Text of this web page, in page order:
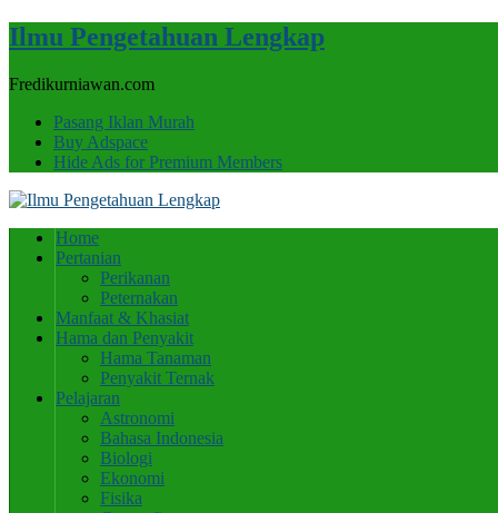
Ilmu Pengetahuan Lengkap
Fredikurniawan.com
Pasang Iklan Murah
Buy Adspace
Hide Ads for Premium Members
Home
Pertanian
Perikanan
Peternakan
Manfaat & Khasiat
Hama dan Penyakit
Hama Tanaman
Penyakit Ternak
Pelajaran
Astronomi
Bahasa Indonesia
Biologi
Ekonomi
Fisika